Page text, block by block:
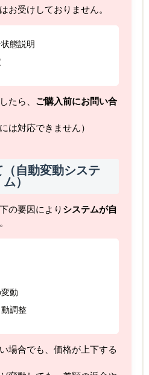
お受けしておりません。
態説明
たら、 ご購入前にお問い合
は対応できません）
自動変動システ
ム）
の要因により システムが自
動
調整
場合でも、価格が上下する